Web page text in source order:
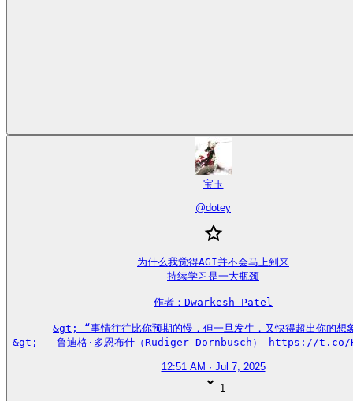
宝玉
@dotey
为什么我觉得AGI并不会马上到来
持续学习是一大瓶颈
作者：Dwarkesh Patel
&gt; “事情往往比你预期的慢，但一旦发生，又快得超出你的想
&gt; — 鲁迪格·多恩布什（Rudiger Dornbusch） https://t.co/
12:51 AM · Jul 7, 2025
1